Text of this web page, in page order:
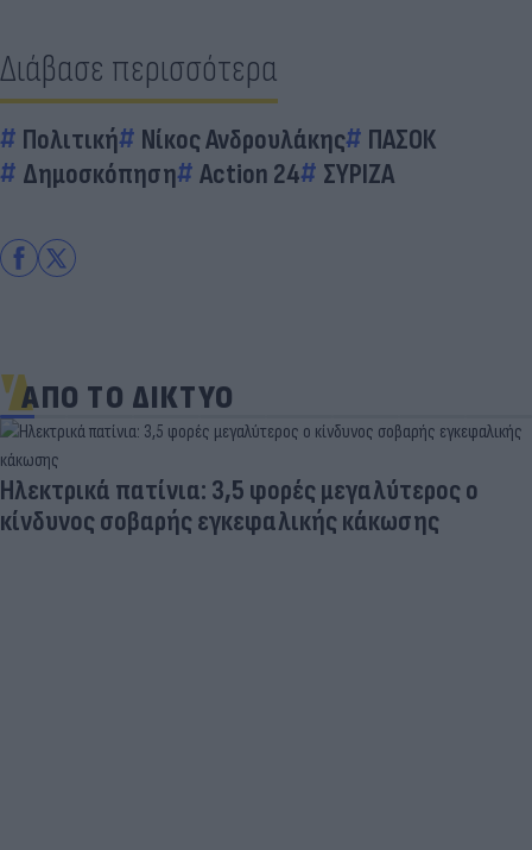
Διάβασε περισσότερα
Πολιτική Νίκος Ανδρουλάκης
ΠΑΣΟΚ
Δημοσκόπηση
Action 24 ΣΥΡΙΖΑ
ΑΠΟ ΤΟ ΔΙΚΤΥΟ
Ηλεκτρικά πατίνια: 3,5 φορές μεγαλύτερος ο
κίνδυνος σοβαρής εγκεφαλικής κάκωσης